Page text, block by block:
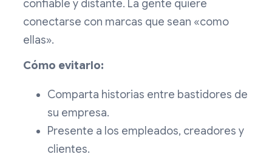
confiable y distante. La gente quiere
conectarse con marcas que sean «como
ellas».
Cómo evitarlo:
Comparta historias entre bastidores de
su empresa.
Presente a los empleados, creadores y
clientes.